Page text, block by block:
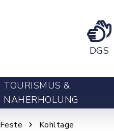
DGS
TOURISMUS &
NAHERHOLUNG
Kohltage